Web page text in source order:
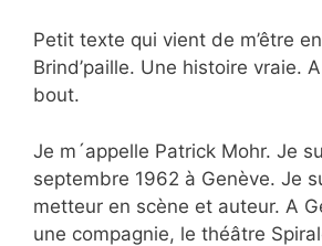
Petit texte qui vient de m’être
Brind’paille. Une histoire vraie.
bout.
Je m´appelle Patrick Mohr. Je
septembre 1962 à Genève. Je
metteur en scène et auteur. A
une compagnie, le théâtre